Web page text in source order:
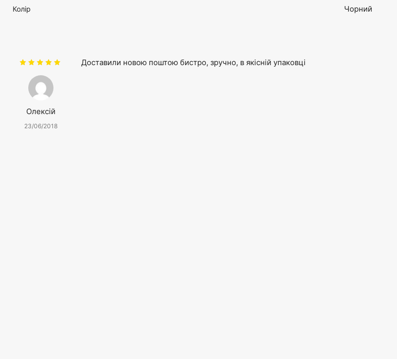
Колір Чорний
в5з 5
Олексій
23/06/2018
Доставили новою поштою бистро, зручно, в якісній упаковці